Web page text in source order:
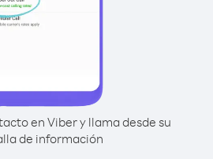
en Viber y llama desde su
de información